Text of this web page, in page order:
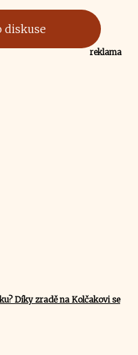
diskuse
reklama
Díky zradě na Kolčakovi se